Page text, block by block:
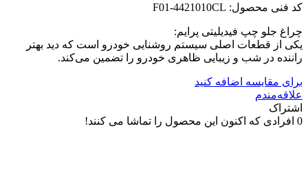
کد فنی محصول: F01-4421010CL
چراغ جلو چپ فیدیلیتی پرایم:
یکی از قطعات اصلی سیستم روشنایی خودرو است که دید بهتر
راننده در شب و زیبایی ظاهری خودرو را تضمین می‌کند.
برای مقایسه اضافه کنید
علاقه‌مندم
اشتراک
0 افرادی که اکنون این محصول را تماشا می کنند!